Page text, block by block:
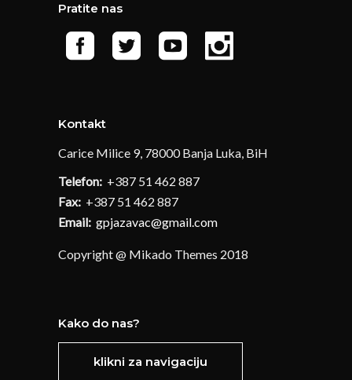
Pratite nas
Kontakt
Carice Milice 9, 78000 Banja Luka, BiH
Telefon: +387 51 462 887
Fax: +387 51 462 887
Email: gpjazavac@gmail.com
Copyright @ Mikado Themes 2018
Kako do nas?
klikni za navigaciju